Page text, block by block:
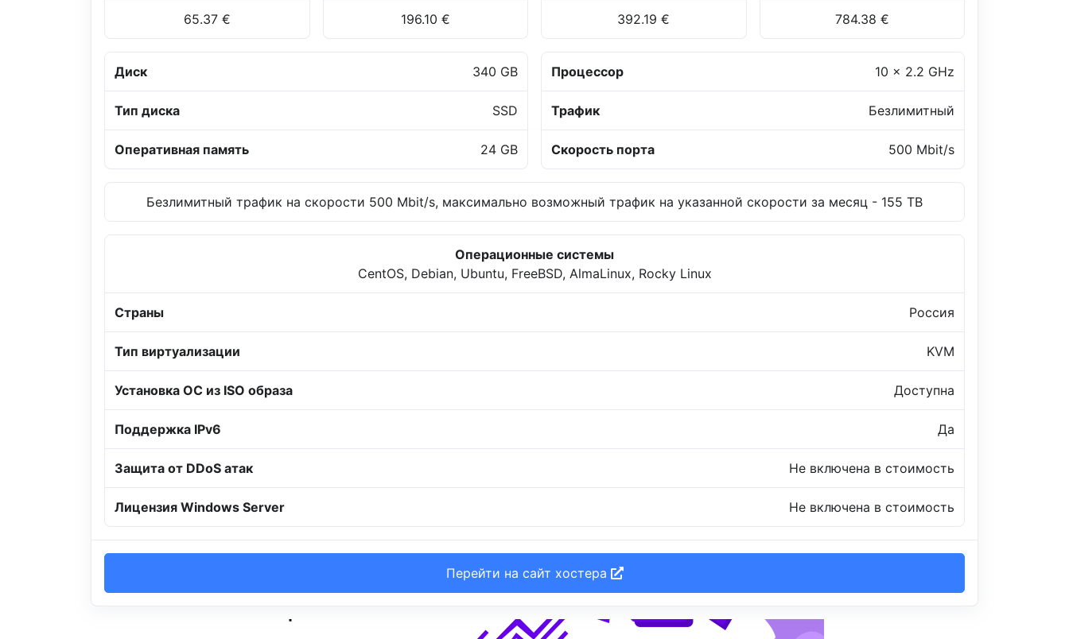
65.37 € 196.10 € 392.19 € 784.38 €
Диск 340 GB
Тип диска SSD
Оперативная память 24 GB
Процессор 10 x 2.2 GHz
Трафик Безлимитный
Скорость порта 500 Mbit/s
Безлимитный трафик на скорости 500 Mbit/s, максимально возможный трафик на указанной скорости за месяц - 155 TB
Операционные системы
CentOS, Debian, Ubuntu, FreeBSD, AlmaLinux, Rocky Linux
Страны Россия
Тип виртуализации KVM
Установка ОС из ISO образа Доступна
Поддержка IPv6 Да
Защита от DDoS атак Не включена в стоимость
Лицензия Windows Server Не включена в стоимость
Перейти на сайт хостера